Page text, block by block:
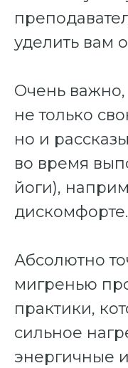
уделить вам
Очень важно,
не только
но и
во время
йоги),
дискомфорте.
Абсолютно
мигренью
практики,
сильное
энергичные